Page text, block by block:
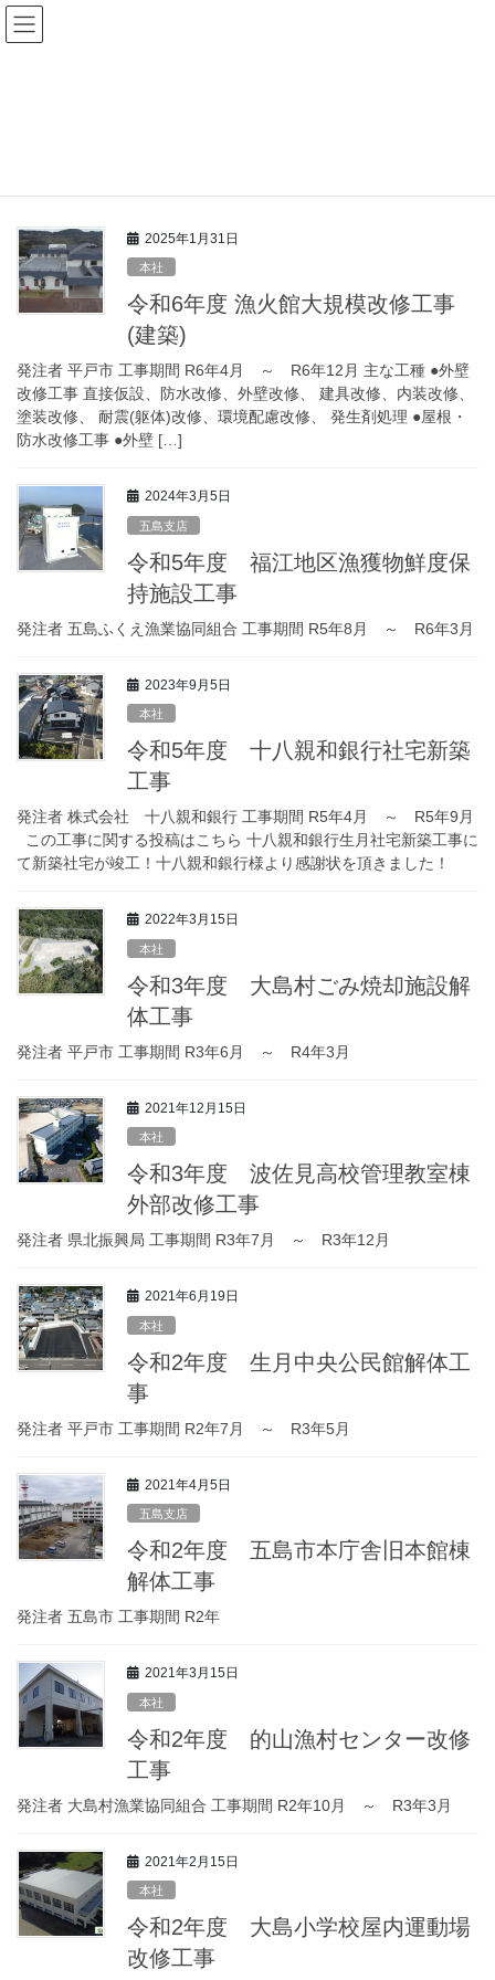
コ
ン
ッ
ナ
ビ
移
2025年1月31日
本社
令和6年度 漁火館大規模改修工事
(建築)
発注者 平戸市 工事期間 R6年4月 ～ R6年12月 主な工種 ●外壁
改修工事 直接仮設、防水改修、外壁改修、 建具改修、内装改修、
塗装改修、 耐震(躯体)改修、環境配慮改修、 発生剤処理 ●屋根・
防水改修工事 ●外壁 […]
2024年3月5日
五島支店
令和5年度 福江地区漁獲物鮮度保
持施設工事
発注者 五島ふくえ漁業協同組合 工事期間 R5年8月 ～ R6年3月
2023年9月5日
本社
令和5年度 十八親和銀行社宅新築
工事
発注者 株式会社 十八親和銀行 工事期間 R5年4月 ～ R5年9月
この工事に関する投稿はこちら 十八親和銀行生月社宅新築工事に
て新築社宅が竣工！十八親和銀行様より感謝状を頂きました！
2022年3月15日
本社
令和3年度 大島村ごみ焼却施設解
体工事
発注者 平戸市 工事期間 R3年6月 ～ R4年3月
2021年12月15日
本社
令和3年度 波佐見高校管理教室棟
外部改修工事
発注者 県北振興局 工事期間 R3年7月 ～ R3年12月
2021年6月19日
本社
令和2年度 生月中央公民館解体工
事
発注者 平戸市 工事期間 R2年7月 ～ R3年5月
2021年4月5日
五島支店
令和2年度 五島市本庁舎旧本館棟
解体工事
発注者 五島市 工事期間 R2年
2021年3月15日
本社
令和2年度 的山漁村センター改修
工事
発注者 大島村漁業協同組合 工事期間 R2年10月 ～ R3年3月
2021年2月15日
本社
令和2年度 大島小学校屋内運動場
改修工事